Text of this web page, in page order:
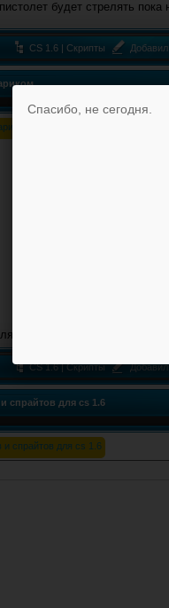
будет стрелять пока
CS 1.6 | Скрипты Добавил:
быстрого мигания
CS 1.6 | Скрипты
спрайтов для cs 1.6
Спасибо, не сегодня.